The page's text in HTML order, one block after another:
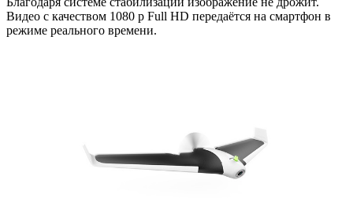
Видео с качеством 1080 p Full HD передаётся на смартфон в
режиме реального времени.